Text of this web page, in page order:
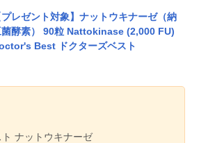
プレゼント対象】ナットウキナーゼ（納
菌酵素） 90粒 Nattokinase (2,000 FU)
Best ドクターズベスト
ナットウキナーゼ